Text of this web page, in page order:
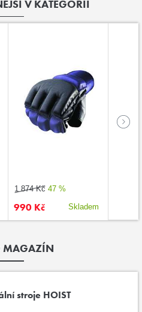
V KATEGORII
1 874 Kč 47 %
990 Kč Skladem
MAGAZÍN
stroje HOIST